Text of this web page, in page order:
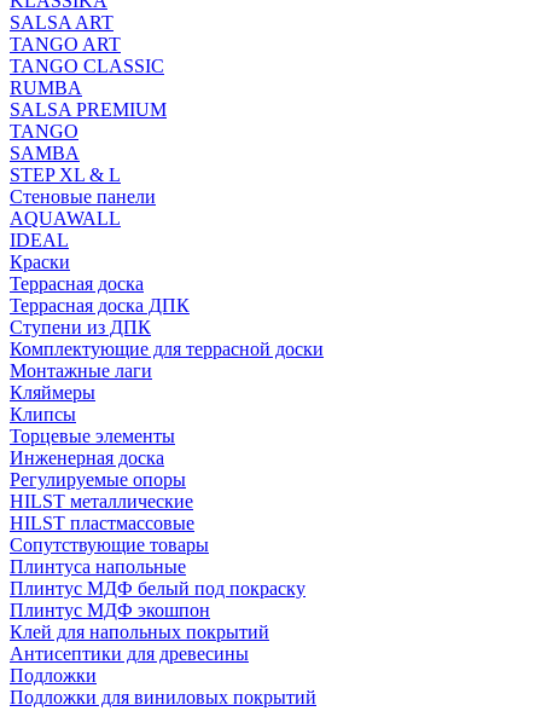
SALSA ART
TANGO ART
TANGO CLASSIC
RUMBA
SALSA PREMIUM
TANGO
SAMBA
STEP XL & L
Стеновые панели
AQUAWALL
IDEAL
Краски
Террасная доска
Террасная доска ДПК
Ступени из ДПК
Комплектующие для террасной доски
Монтажные лаги
Кляймеры
Клипсы
Торцевые элементы
Инженерная доска
Регулируемые опоры
HILST металлические
HILST пластмассовые
Сопутствующие товары
Плинтуса напольные
Плинтус МДФ белый под покраску
Плинтус МДФ экошпон
Клей для напольных покрытий
Антисептики для древесины
Подложки
Подложки для виниловых покрытий